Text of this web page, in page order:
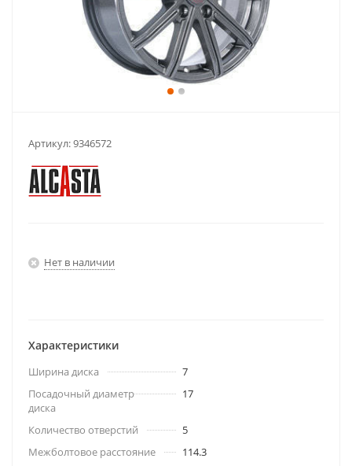
Артикул:9346572
Нет в наличии
Характеристики
Ширина диска
7
Посадочный диаметр
диска
17
Количество отверстий
5
Межболтовое расстояние
114.3